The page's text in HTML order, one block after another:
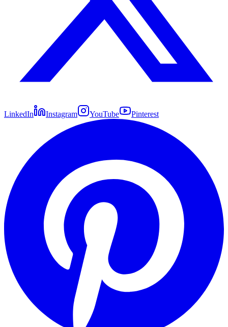
LinkedIn Instagram YouTube Pinterest